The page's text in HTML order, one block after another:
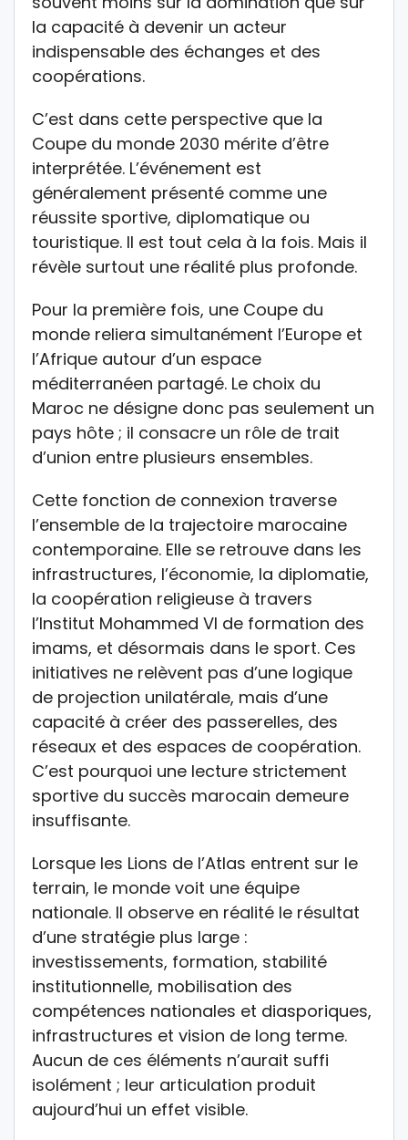
la capacité à devenir un acteur
indispensable des échanges et des
coopérations.
C’est dans cette perspective que la
Coupe du monde 2030 mérite d’être
interprétée. L’événement est
généralement présenté comme une
réussite sportive, diplomatique ou
touristique. Il est tout cela à la fois. Mais il
révèle surtout une réalité plus profonde.
Pour la première fois, une Coupe du
monde reliera simultanément l’Europe et
l’Afrique autour d’un espace
méditerranéen partagé. Le choix du
Maroc ne désigne donc pas seulement un
pays hôte ; il consacre un rôle de trait
d’union entre plusieurs ensembles.
Cette fonction de connexion traverse
l’ensemble de la trajectoire marocaine
contemporaine. Elle se retrouve dans les
infrastructures, l’économie, la diplomatie,
la coopération religieuse à travers
l’Institut Mohammed VI de formation des
imams, et désormais dans le sport. Ces
initiatives ne relèvent pas d’une logique
de projection unilatérale, mais d’une
capacité à créer des passerelles, des
réseaux et des espaces de coopération.
C’est pourquoi une lecture strictement
sportive du succès marocain demeure
insuffisante.
Lorsque les Lions de l’Atlas entrent sur le
terrain, le monde voit une équipe
nationale. Il observe en réalité le résultat
d’une stratégie plus large :
investissements, formation, stabilité
institutionnelle, mobilisation des
compétences nationales et diasporiques,
infrastructures et vision de long terme.
Aucun de ces éléments n’aurait suffi
isolément ; leur articulation produit
aujourd’hui un effet visible.